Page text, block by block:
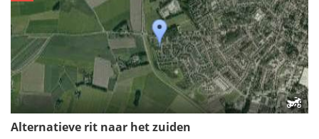
Alternatieve rit naar het zuiden